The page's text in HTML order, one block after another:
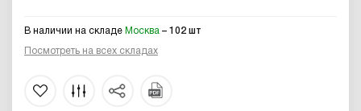
В наличии на складе Москва – 102 шт
Посмотреть на всех складах